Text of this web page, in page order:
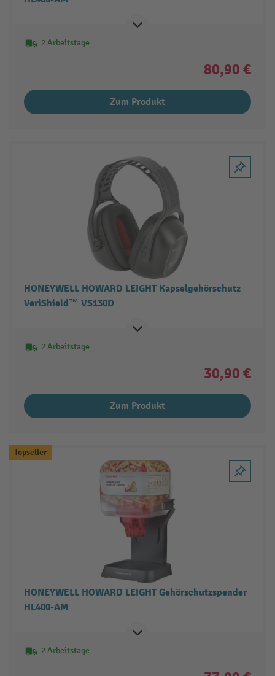
2 Arbeitstage
80,90 €
Zum Produkt
HONEYWELL HOWARD LEIGHT Kapselgehörschutz
VeriShield™ VS130D
2 Arbeitstage
30,90 €
Zum Produkt
Topseller
HONEYWELL HOWARD LEIGHT Gehörschutzspender
HL400-AM
2 Arbeitstage